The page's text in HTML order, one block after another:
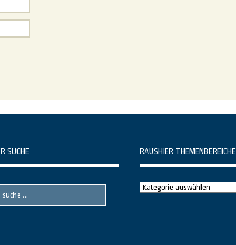
SUCHE RAUSHIER THEMENBEREICHE
Raushier